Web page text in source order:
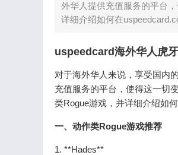
外华人提供充值服务的平台
详细介绍如何在
uspeedcard海外华人虎
对于海外华人来说，享受国内
充值服务的平台，使得这一切
类Rogue游戏，并详细介绍如
一、动作类Rogue游戏推荐
1. **Hades**